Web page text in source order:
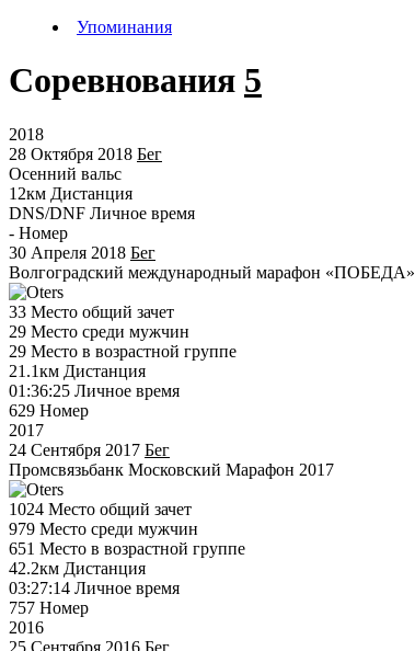
Упоминания
Соревнования 5
2018
28 Октября 2018 Бег
Осенний вальс
12км Дистанция
DNS/DNF Личное время
- Номер
30 Апреля 2018 Бег
Волгоградский международный марафон «ПОБЕДА»
33 Место общий зачет
29 Место среди мужчин
29 Место в возрастной группе
21.1км Дистанция
01:36:25 Личное время
629 Номер
2017
24 Сентября 2017 Бег
Промсвязьбанк Московский Марафон 2017
1024 Место общий зачет
979 Место среди мужчин
651 Место в возрастной группе
42.2км Дистанция
03:27:14 Личное время
757 Номер
2016
25 Сентября 2016 Бег